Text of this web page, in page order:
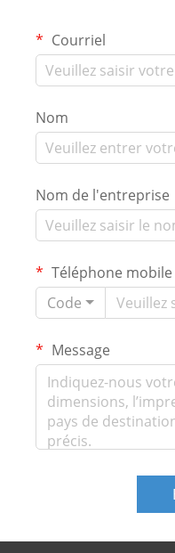
Courriel
Nom
Nom de l'entreprise
Téléphone
Code
Message